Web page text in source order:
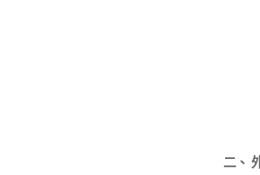
二、